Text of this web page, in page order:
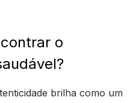
o
brilha como um